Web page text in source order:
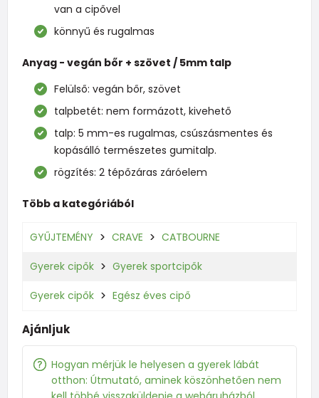
van a cipővel
könnyű és rugalmas
Anyag - vegán bőr + szövet / 5mm talp
Felülső: vegán bőr, szövet
talpbetét: nem formázott, kivehető
talp: 5 mm-es rugalmas, csúszásmentes és
kopásálló természetes gumitalp.
rögzítés: 2 tépőzáras záróelem
Több a kategóriából
GYŰJTEMÉNY CRAVE CATBOURNE
Gyerek cipők Gyerek sportcipők
Gyerek cipők Egész éves cipő
Ajánljuk
Hogyan mérjük le helyesen a gyerek lábát
otthon: Útmutató, aminek köszönhetően nem